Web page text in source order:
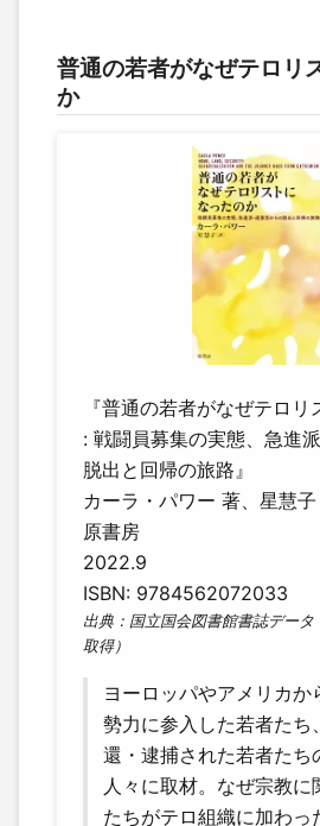
普通の若者がなぜテロリ
か
『普通の若者がなぜテロ
: 戦闘員募集の実態、急進
脱出と回帰の旅路』
カーラ・パワー 著、星慧子
原書房
2022.9
ISBN: 9784562072033
出典：国立国会図書館書誌デー
取得）
ヨーロッパやアメリカか
勢力に参入した若者たち
還・逮捕された若者たち
人々に取材。なぜ宗教に
たちがテロ組織に加わっ